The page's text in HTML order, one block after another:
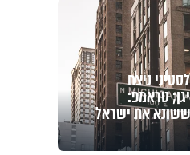
ניצח
טראמפ:
ששונא את ישראל